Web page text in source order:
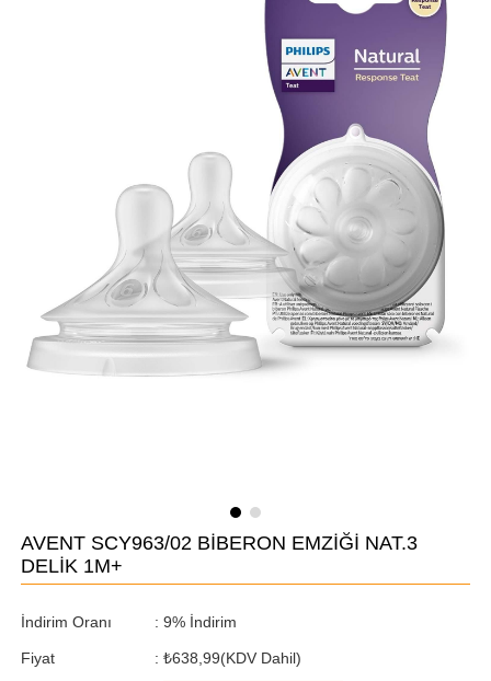
AVENT SCY963/02 BİBERON EMZİĞİ NAT.3
DELİK 1M+
İndirim Oranı : %
9 İndirim
Fiyat : ₺638,99(KDV Dahil)